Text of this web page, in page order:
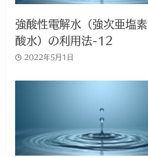
強酸性電解水（強次亜塩素
酸水）の利用法-12
2022年5月1日